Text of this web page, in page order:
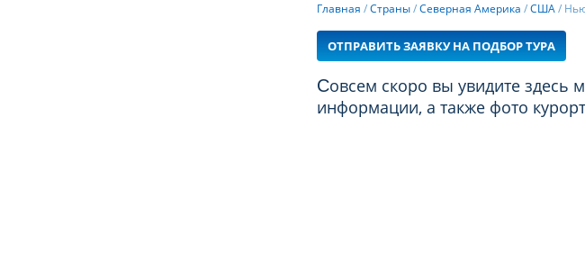
Главная /Страны/Северная Америка /США/
ОТПРАВИТЬ ЗАЯВКУ НА ПОДБОР ТУРА
Совсем скоро вы увидите здесь много новой и полезной
информации, а также фото